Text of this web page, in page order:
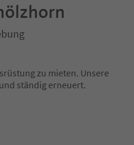
zu mieten. Unsere
ständig erneuert.